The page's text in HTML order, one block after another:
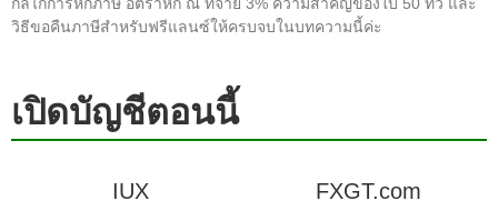
วิธีขอคืนภาษีสำหรับฟรีแลนซ์ให้ครบจบในบทความนี้ค่ะ
เปิดบัญชีตอนนี้
IUX FXGT.com